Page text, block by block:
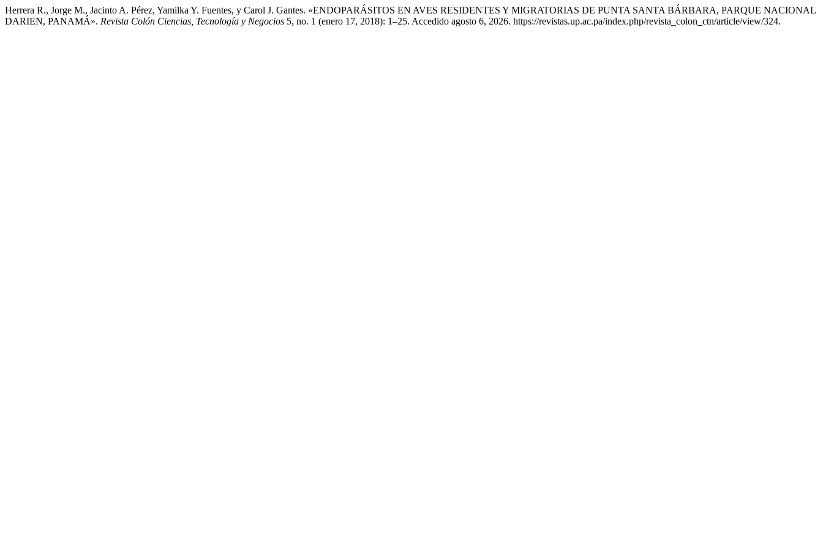
Herrera R., Jorge M., Jacinto A. Pérez, Yamilka Y. Fuentes, y Carol J. Gantes. «ENDOPARÁSITOS EN AVES RESIDENTES Y MIGRATORIAS DE PUNTA SANTA BÁRBARA, PARQUE NACIONAL
DARIEN, PANAMÁ». Revista Colón Ciencias, Tecnología y Negocios 5, no. 1 (enero 17, 2018): 1–25. Accedido agosto 6, 2026. https://revistas.up.ac.pa/index.php/revista_colon_ctn/article/view/324.